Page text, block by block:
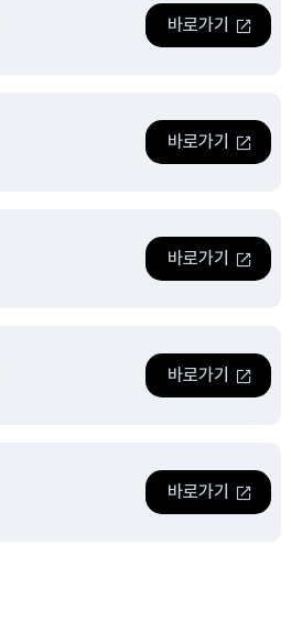
바로가기
바로가기
바로가기
바로가기
바로가기